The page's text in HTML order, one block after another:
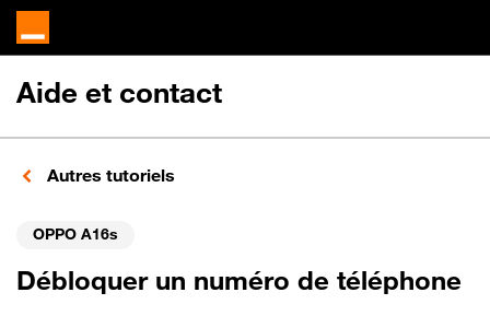
Aide et contact
Autres tutoriels
OPPO A16s
Débloquer un numéro de téléphone